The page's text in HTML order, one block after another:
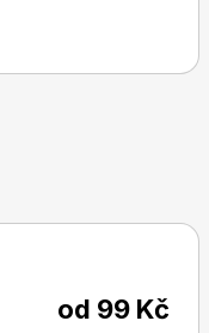
od 99 Kč